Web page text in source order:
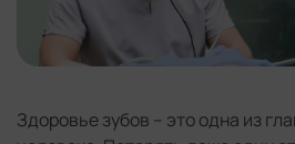
Здоровье зубов – это одна из